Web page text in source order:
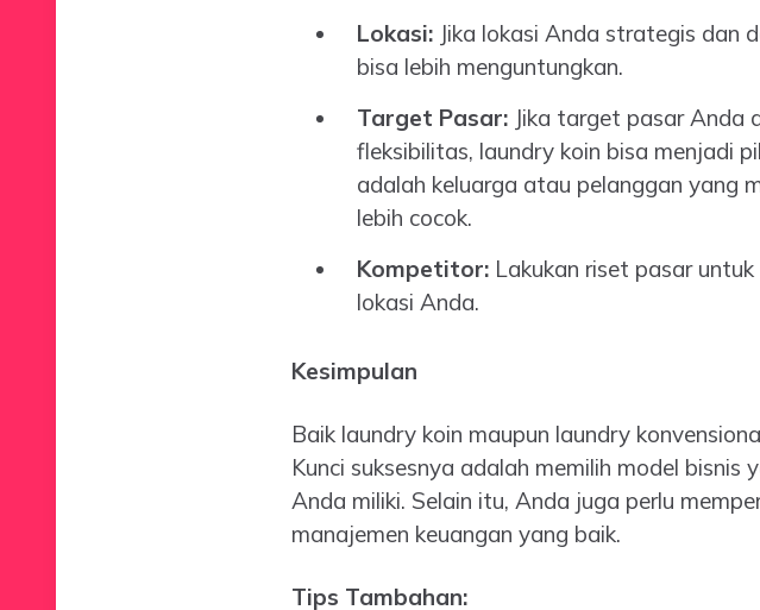
Lokasi:Jika lokasi Anda strategis dan
bisa lebih menguntungkan.
Target Pasar:Jika target pasar Anda
fleksibilitas, laundry koin bisa menjadi
adalah keluarga atau pelanggan yang
lebih cocok.
Kompetitor:Lakukan riset pasar
lokasi Anda.
Kesimpulan
Baik laundry koin maupun laundry
Kunci suksesnya adalah memilih model
Anda miliki. Selain itu, Anda juga perlu
manajemen keuangan yang baik.
Tips Tambahan: